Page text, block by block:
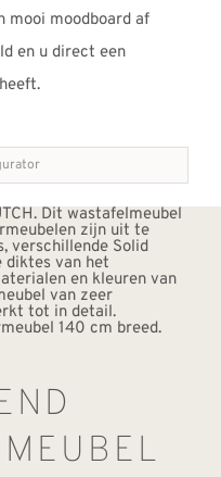
mooi moodboard af
en u direct een